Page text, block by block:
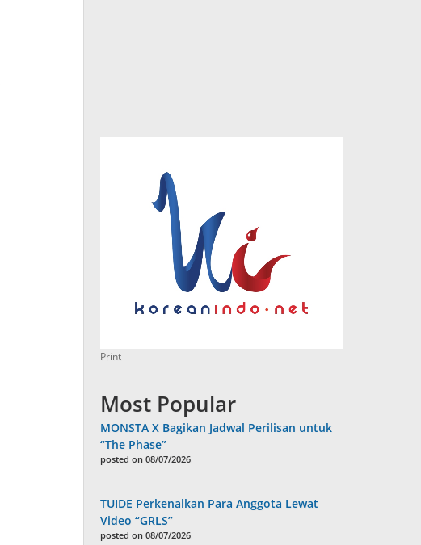
Print
Most Popular
MONSTA X Bagikan Jadwal Perilisan untuk
“The Phase”
posted on 08/07/2026
TUIDE Perkenalkan Para Anggota Lewat
Video “GRLS”
posted on 08/07/2026